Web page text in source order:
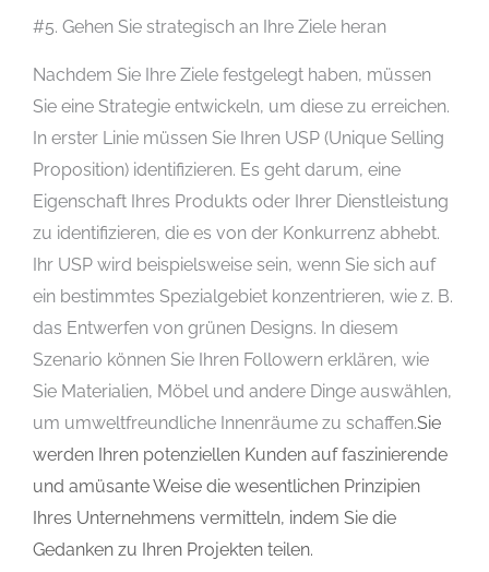
#5. Gehen Sie strategisch an Ihre Ziele heran
Nachdem Sie Ihre Ziele festgelegt haben, müssen
Sie eine Strategie entwickeln, um diese zu erreichen.
In erster Linie müssen Sie Ihren USP (Unique Selling
Proposition) identifizieren. Es geht darum, eine
Eigenschaft Ihres Produkts oder Ihrer Dienstleistung
zu identifizieren, die es von der Konkurrenz abhebt.
Ihr USP wird beispielsweise sein, wenn Sie sich auf
ein bestimmtes Spezialgebiet konzentrieren, wie z. B.
das Entwerfen von grünen Designs. In diesem
Szenario können Sie Ihren Followern erklären, wie
Sie Materialien, Möbel und andere Dinge auswählen,
um umweltfreundliche Innenräume zu schaffen.Sie
werden Ihren potenziellen Kunden auf faszinierende
und amüsante Weise die wesentlichen Prinzipien
Ihres Unternehmens vermitteln, indem Sie die
Gedanken zu Ihren Projekten teilen.